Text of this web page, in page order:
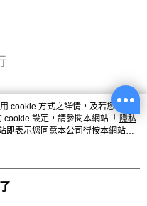
cookie 方式之詳情，及若您不希
設定，請參閱本網站「 隱私
即表示您同意本公司得按本網站使